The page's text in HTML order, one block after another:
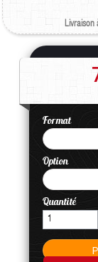
Livraison
Format
Option
Quantité